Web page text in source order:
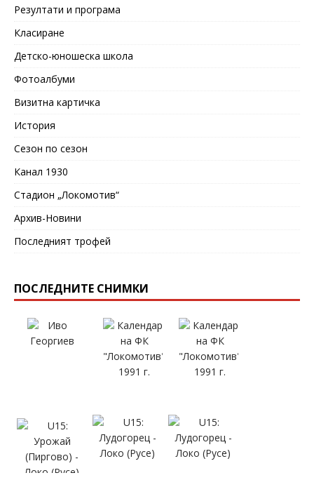
Резултати и програма
Класиране
Детско-юношеска школа
Фотоалбуми
Визитна картичка
История
Сезон по сезон
Канал 1930
Стадион „Локомотив“
Архив-Новини
Последният трофей
ПОСЛЕДНИТЕ СНИМКИ